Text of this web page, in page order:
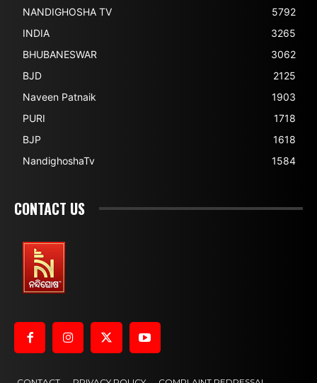
NANDIGHOSHA TV
5792
INDIA
3265
BHUBANESWAR
3062
BJD
2125
Naveen Patnaik
1903
PURI
1718
BJP
1618
NandighoshaTv
1584
CONTACT US